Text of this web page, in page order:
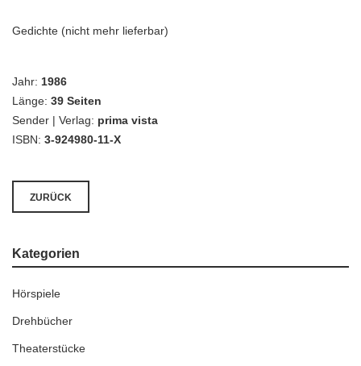
Gedichte (nicht mehr lieferbar)
Jahr: 1986
Länge: 39 Seiten
Sender | Verlag: prima vista
ISBN: 3-924980-11-X
ZURÜCK
Kategorien
Hörspiele
Drehbücher
Theaterstücke